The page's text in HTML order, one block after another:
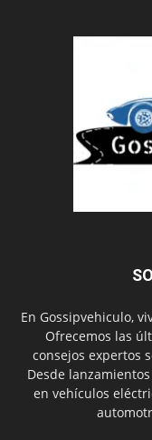
En Gossipvehiculo,
Ofrecemos las
consejos expertos
Desde
en vehículos